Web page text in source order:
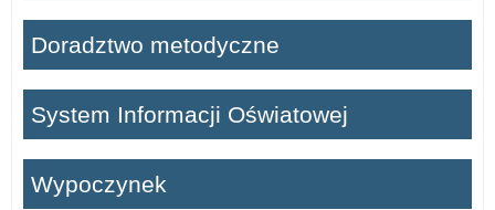
Doradztwo metodyczne
System Informacji Oświatowej
Wypoczynek